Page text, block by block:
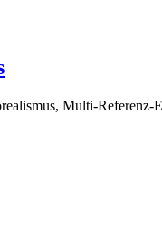
Multi-Referenz-